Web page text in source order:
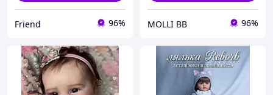
Friend 96% MOLLI BB 96%